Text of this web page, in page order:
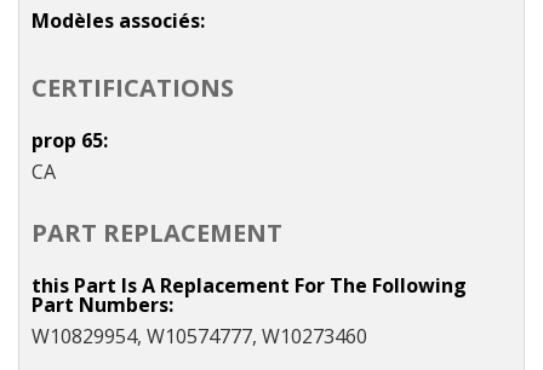
Modèles associés
CERTIFICATIONS
prop 65
CA
PART REPLACEMENT
this Part Is A Replacement For The Following
Part Numbers
W10829954, W10574777, W10273460